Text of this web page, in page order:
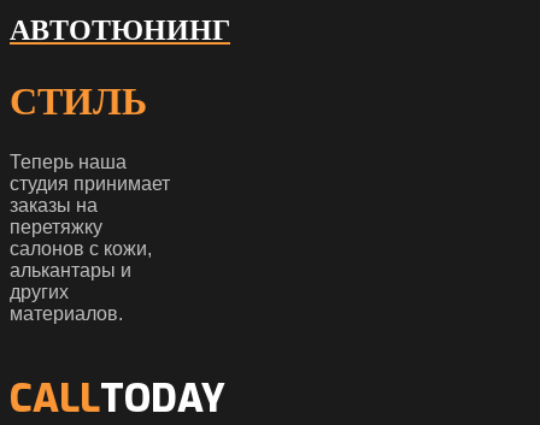
АВТОТЮНИНГ
СТИЛЬ
Теперь наша
студия принимает
заказы на
перетяжку
салонов с кожи,
алькантары и
других
материалов.
CALLTODAY